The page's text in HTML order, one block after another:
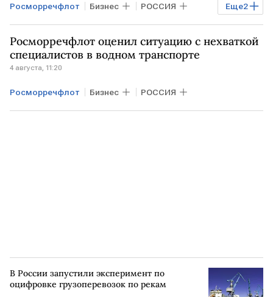
Еще2
Росморречфлот Бизнес РОССИЯ
РАБОТА профессии
Росморречфлот оценил ситуацию с нехваткой
специалистов в водном транспорте
4 августа, 11:20
Росморречфлот Бизнес РОССИЯ
В России запустили эксперимент по
оцифровке грузоперевозок по рекам